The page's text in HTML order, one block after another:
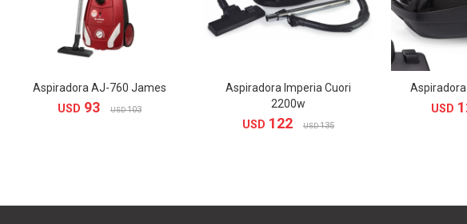
Aspiradora AJ-760 James
USD 93 USD 103
Aspiradora Imperia Cuori
2200w
USD 122 USD 135
USD